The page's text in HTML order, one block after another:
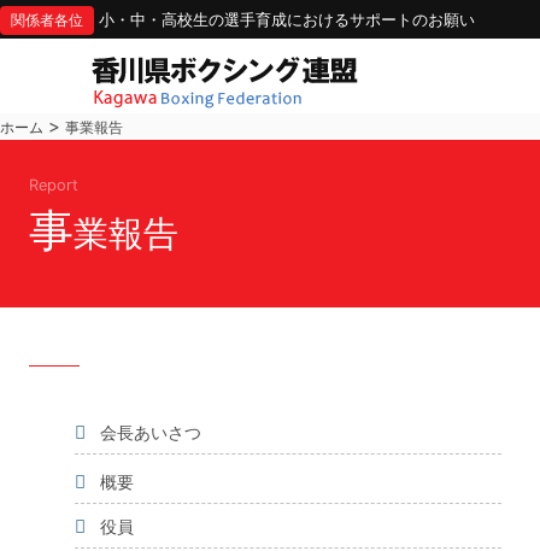
関係者各位 小・中・高校生の選手育成におけるサポートのお願い
ホーム > 事業報告
Report
事業報告
会長あいさつ
概要
役員